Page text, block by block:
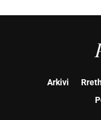
Arkivi